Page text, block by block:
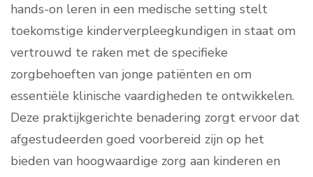
hands-on leren in een medische setting stelt
toekomstige kinderverpleegkundigen in staat om
vertrouwd te raken met de specifieke
zorgbehoeften van jonge patiënten en om
essentiële klinische vaardigheden te ontwikkelen.
Deze praktijkgerichte benadering zorgt ervoor dat
afgestudeerden goed voorbereid zijn op het
bieden van hoogwaardige zorg aan kinderen en